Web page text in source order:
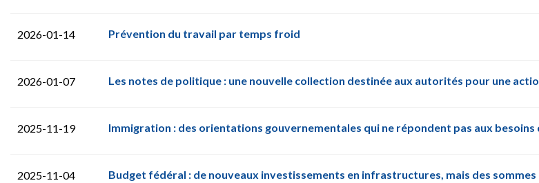
2026-01-14 Prévention du travail par temps froid
2026-01-07 Les notes de politique : une nouvelle collection destinée aux autorités pour une
2025-11-19 Immigration : des orientations gouvernementales qui ne répondent pas aux besoins
2025-11-04 Budget fédéral : de nouveaux investissements en infrastructures, mais des